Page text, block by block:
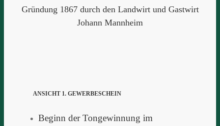
Gründung 1867 durch den Landwirt und Gastwirt
Johann Mannheim
ANSICHT 1. GEWERBESCHEIN
Beginn der Tongewinnung im